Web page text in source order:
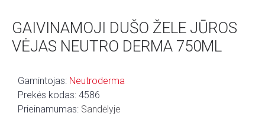
GAIVINAMOJI DUŠO ŽELE JŪROS
VĖJAS NEUTRO DERMA 750ML
Gamintojas: Neutroderma
Prekės kodas: 4586
Prieinamumas: Sandėlyje